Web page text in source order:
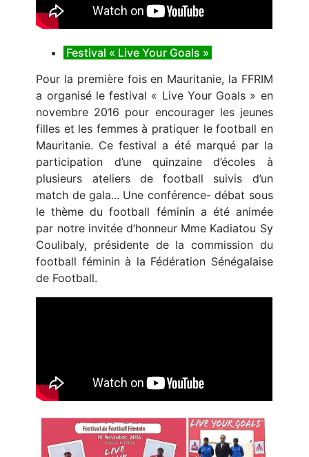
Festival « Live Your Goals »
Pour la première fois en Mauritanie, la FFRIM
a organisé le festival « Live Your Goals » en
novembre 2016 pour encourager les jeunes
filles et les femmes à pratiquer le football en
Mauritanie. Ce festival a été marqué par la
participation d’une quinzaine d’écoles à
plusieurs ateliers de football suivis d’un
match de gala... Une conférence- débat sous
le thème du football féminin a été animée
par notre invitée d’honneur Mme Kadiatou Sy
Coulibaly, présidente de la commission du
football féminin à la Fédération Sénégalaise
de Football.